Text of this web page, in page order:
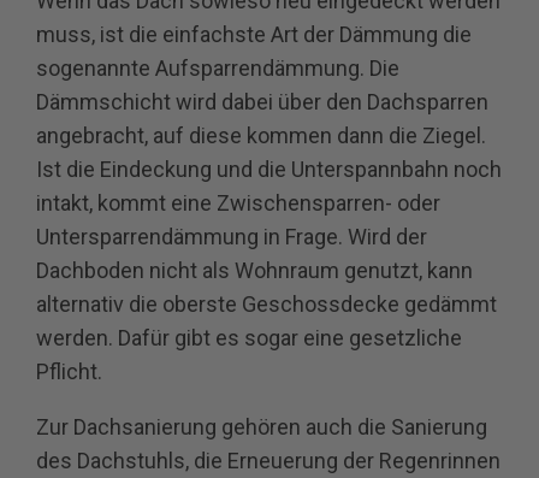
muss, ist die einfachste Art der Dämmung die
sogenannte Aufsparrendämmung. Die
Dämmschicht wird dabei über den Dachsparren
angebracht, auf diese kommen dann die Ziegel.
Ist die Eindeckung und die Unterspannbahn noch
intakt, kommt eine Zwischensparren- oder
Untersparrendämmung in Frage. Wird der
Dachboden nicht als Wohnraum genutzt, kann
alternativ die oberste Geschossdecke gedämmt
werden. Dafür gibt es sogar eine gesetzliche
Pflicht.
Zur Dachsanierung gehören auch die Sanierung
des Dachstuhls, die Erneuerung der Regenrinnen